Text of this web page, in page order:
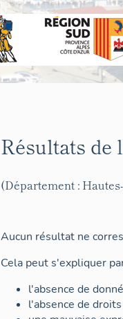
Résultats de
(Département :
Aucun résultat ne
Cela peut s'expliquer
l'absence de
l'absence de